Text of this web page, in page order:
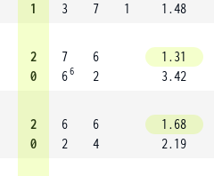
1
3
7
1
1.48
2
0
7
66
6
2
1.31
3.42
2
0
6
2
6
4
1.68
2.19